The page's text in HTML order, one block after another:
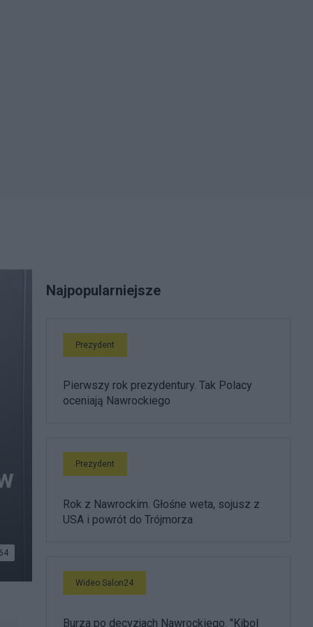
Najpopularniejsze
Prezydent
Pierwszy rok prezydentury. Tak Polacy
oceniają Nawrockiego
Prezydent
Rok z Nawrockim. Głośne weta, sojusz z
USA i powrót do Trójmorza
Wideo Salon24
Burza po decyzjach Nawrockiego. "Kibol